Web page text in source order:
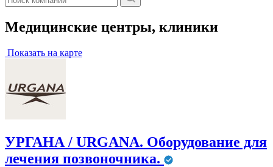
Медицинские центры, клиники
Показать на карте
УРГАНА / URGANA. Оборудование для
лечения позвоночника.